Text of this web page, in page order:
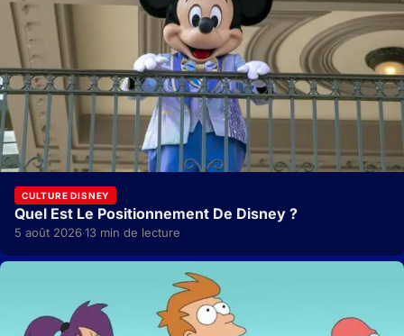
CULTURE DISNEY
Quel Est Le Positionnement De Disney ?
5 août 2026·13 min de lecture